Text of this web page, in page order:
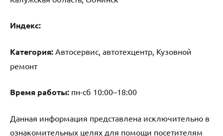
Индекс:
Категория: Автосервис, автотехцентр, Кузовной
ремонт
Время работы: пн-сб 10:00–18:00
Данная информация представлена исключительно в
ознакомительных целях для помощи посетителям